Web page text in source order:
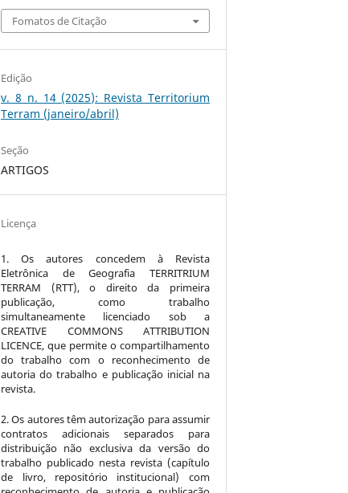
Fomatos de Citação
Edição
v. 8 n. 14 (2025): Revista Territorium
Terram (janeiro/abril)
Seção
ARTIGOS
Licença
1. Os autores concedem à Revista
Eletrônica de Geografia TERRITRIUM
TERRAM (RTT), o direito da primeira
publicação, como trabalho
simultaneamente licenciado sob a
CREATIVE COMMONS ATTRIBUTION
LICENCE, que permite o compartilhamento
do trabalho com o reconhecimento de
autoria do trabalho e publicação inicial na
revista.
2. Os autores têm autorização para assumir
contratos adicionais separados para
distribuição não exclusiva da versão do
trabalho publicado nesta revista (capítulo
de livro, repositório institucional) com